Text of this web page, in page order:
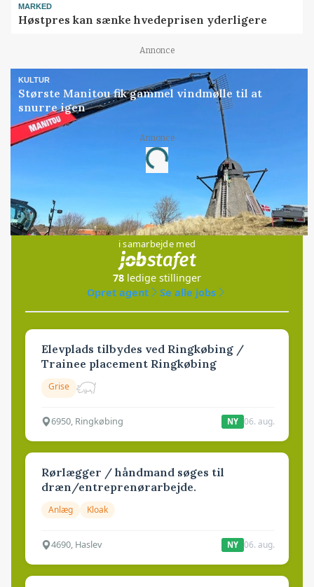
MARKED
Høstpres kan sænke hvedeprisen yderligere
Annonce
KULTUR
Største Manitou fik gammel vindmølle til at
snurre igen
Annonce
Loading...
Jobs
i samarbejde med
78 ledige stillinger
Opret agent
Se alle jobs
Elevplads tilbydes ved Ringkøbing /
Trainee placement Ringkøbing
Grise
6950, Ringkøbing NY 06. aug.
Rørlægger / håndmand søges til
dræn/entreprenørarbejde.
Anlæg Kloak
4690, Haslev NY 06. aug.